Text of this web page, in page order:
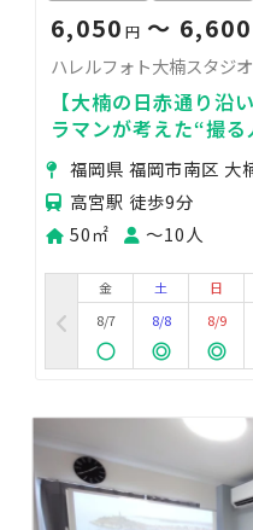
6,050 円〜 6,600
ハレルフォト大楠スタジオ
【大楠の日赤通り沿
ラマンが考えた“撮
福岡県 福岡市南区 大
高宮駅 徒歩9分
50㎡
〜10人
金
8/7
土
8/8
日
8/9